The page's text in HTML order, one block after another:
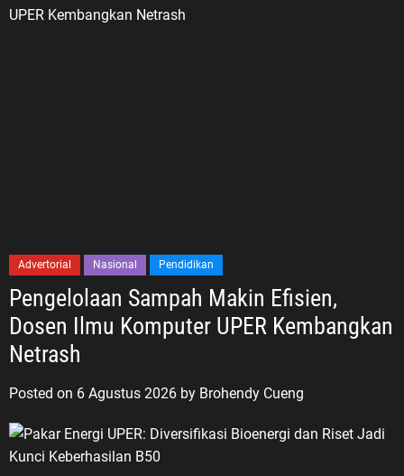
Advertorial Nasional Pendidikan
Pengelolaan Sampah Makin Efisien,
Dosen Ilmu Komputer UPER Kembangkan
Netrash
Posted on 6 Agustus 2026 by Brohendy Cueng